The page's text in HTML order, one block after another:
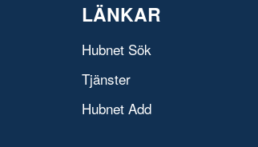
LÄNKAR
Hubnet Sök
Tjänster
Hubnet Add